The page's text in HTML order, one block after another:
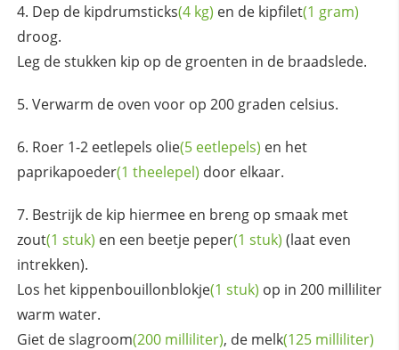
Dep de kipdrumsticks(4 kg) en de kipfilet(1 gram)
droog.
Leg de stukken kip op de groenten in de braadslede.
Verwarm de oven voor op 200 graden celsius.
Roer 1-2 eetlepels olie(5 eetlepels) en het
paprikapoeder(1 theelepel) door elkaar.
Bestrijk de kip hiermee en breng op smaak met
zout(1 stuk) en een beetje peper(1 stuk) (laat even
intrekken).
Los het kippenbouillonblokje(1 stuk) op in 200 milliliter
warm water.
Giet deslagroom(200 milliliter), de melk(125 milliliter)